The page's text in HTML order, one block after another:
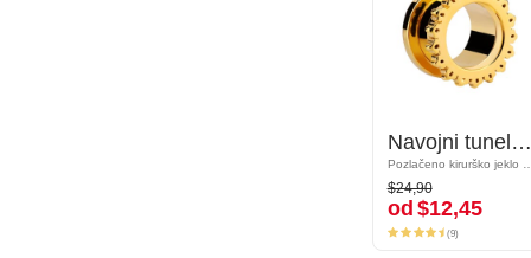
Navojni tunel (kirurško jeklo, zlat, sijoč zaključek) s/z vintage dizajnom
Pozlačeno kirurško jeklo 316L
$24,90
od$12,45
Navojni tunel (kirurško jeklo, zlat, sijoč zaključek) s/z vintage dizajnom
$24,90
od $12,45
(9)